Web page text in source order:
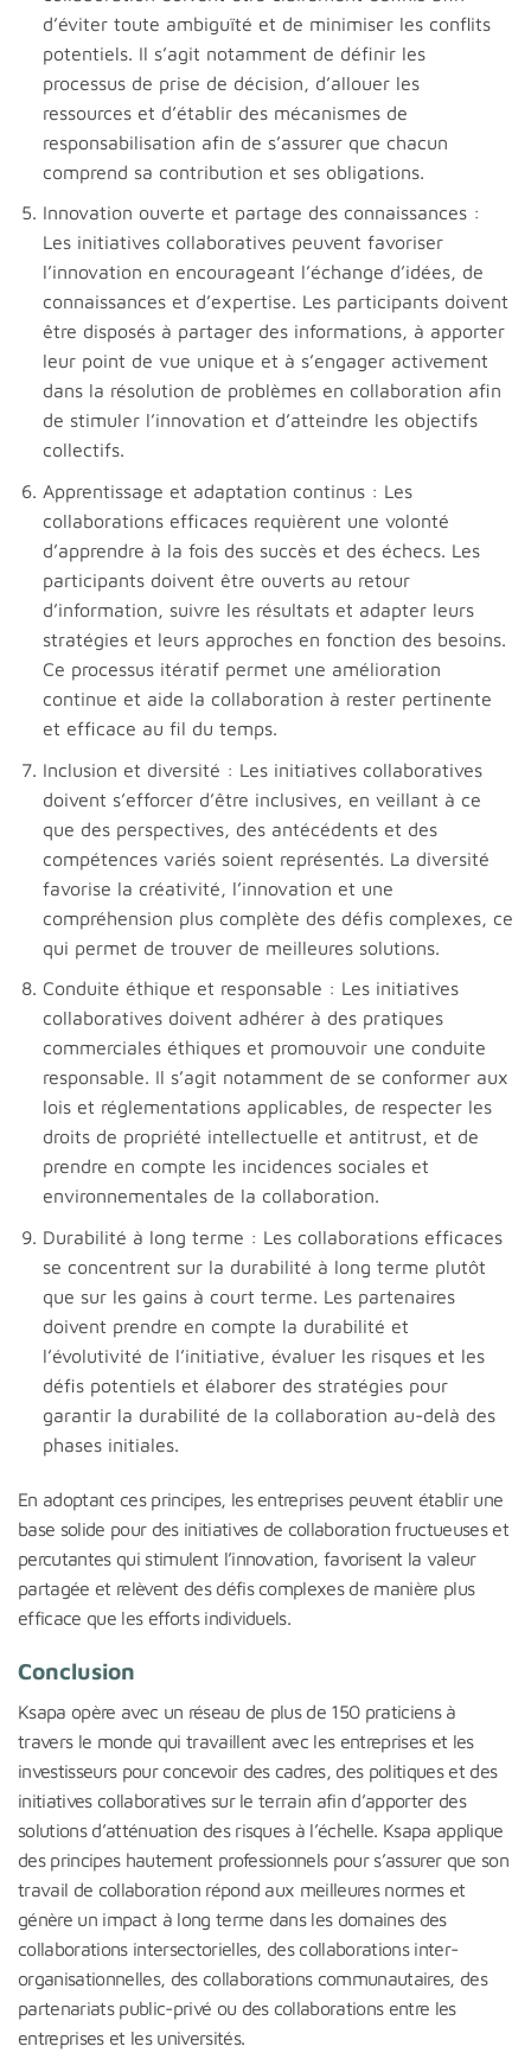
d’éviter toute ambiguïté et de minimiser les conflits
potentiels. Il s’agit notamment de définir les
processus de prise de décision, d’allouer les
ressources et d’établir des mécanismes de
responsabilisation afin de s’assurer que chacun
comprend sa contribution et ses obligations.
Innovation ouverte et partage des connaissances :
Les initiatives collaboratives peuvent favoriser
l’innovation en encourageant l’échange d’idées, de
connaissances et d’expertise. Les participants doivent
être disposés à partager des informations, à apporter
leur point de vue unique et à s’engager activement
dans la résolution de problèmes en collaboration afin
de stimuler l’innovation et d’atteindre les objectifs
collectifs.
Apprentissage et adaptation continus : Les
collaborations efficaces requièrent une volonté
d’apprendre à la fois des succès et des échecs. Les
participants doivent être ouverts au retour
d’information, suivre les résultats et adapter leurs
stratégies et leurs approches en fonction des besoins.
Ce processus itératif permet une amélioration
continue et aide la collaboration à rester pertinente
et efficace au fil du temps.
Inclusion et diversité : Les initiatives collaboratives
doivent s’efforcer d’être inclusives, en veillant à ce
que des perspectives, des antécédents et des
compétences variés soient représentés. La diversité
favorise la créativité, l’innovation et une
compréhension plus complète des défis complexes, ce
qui permet de trouver de meilleures solutions.
Conduite éthique et responsable : Les initiatives
collaboratives doivent adhérer à des pratiques
commerciales éthiques et promouvoir une conduite
responsable. Il s’agit notamment de se conformer aux
lois et réglementations applicables, de respecter les
droits de propriété intellectuelle et antitrust, et de
prendre en compte les incidences sociales et
environnementales de la collaboration.
Durabilité à long terme : Les collaborations efficaces
se concentrent sur la durabilité à long terme plutôt
que sur les gains à court terme. Les partenaires
doivent prendre en compte la durabilité et
l’évolutivité de l’initiative, évaluer les risques et les
défis potentiels et élaborer des stratégies pour
garantir la durabilité de la collaboration au-delà des
phases initiales.
En adoptant ces principes, les entreprises peuvent établir une
base solide pour des initiatives de collaboration fructueuses et
percutantes qui stimulent l’innovation, favorisent la valeur
partagée et relèvent des défis complexes de manière plus
efficace que les efforts individuels.
Conclusion
Ksapa opère avec un réseau de plus de 150 praticiens à
travers le monde qui travaillent avec les entreprises et les
investisseurs pour concevoir des cadres, des politiques et des
initiatives collaboratives sur le terrain afin d’apporter des
solutions d’atténuation des risques à l’échelle. Ksapa applique
des principes hautement professionnels pour s’assurer que son
travail de collaboration répond aux meilleures normes et
génère un impact à long terme dans les domaines des
collaborations intersectorielles, des collaborations inter-
organisationnelles, des collaborations communautaires, des
partenariats public-privé ou des collaborations entre les
entreprises et les universités.